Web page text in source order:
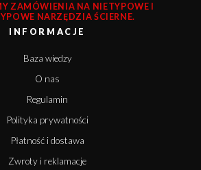
ZAMÓWIENIA NA NIETYPOWE I
NARZĘDZIA ŚCIERNE.
INFORMACJE
Baza wiedzy
O nas
Regulamin
Polityka prywatności
Płatność i dostawa
Zwroty i reklamacje